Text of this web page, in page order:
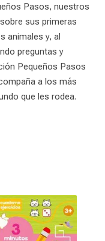
Pasos, nuestros
sus primeras
animales y, al
preguntas y
Pequeños Pasos
a los más
que les rodea.